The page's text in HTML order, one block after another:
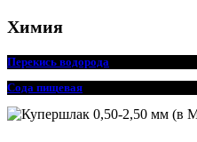
Химия
Перекись водорода
Сода пищевая